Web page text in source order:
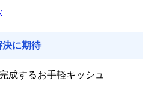
に期待
成するお手軽キッシュ